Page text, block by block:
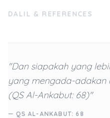
DALIL & REFERENCES
"Dan siapakah yang
yang mengada-adakan
(QS Al-Ankabut: 68)"
— QS AL-ANKABUT: 68